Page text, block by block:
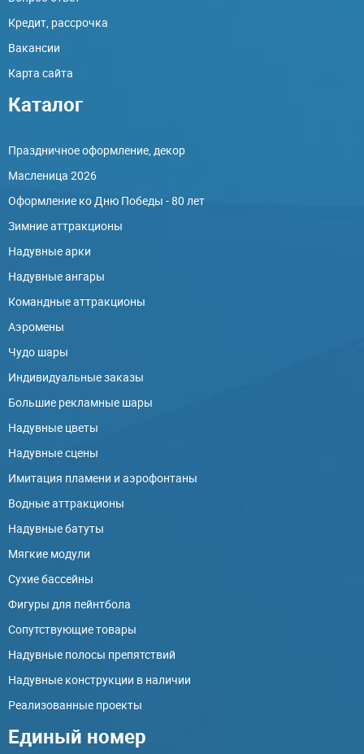
Кредит, рассрочка
Вакансии
Карта сайта
Каталог
Праздничное оформление, декор
Масленица 2026
Оформление ко Дню Победы - 80 лет
Зимние аттракционы
Надувные арки
Надувные ангары
Командные аттракционы
Аэромены
Чудо шары
Индивидуальные заказы
Большие рекламные шары
Надувные цветы
Надувные сцены
Имитация пламени и аэрофонтаны
Водные аттракционы
Надувные батуты
Мягкие модули
Сухие бассейны
Фигуры для пейнтбола
Сопутствующие товары
Надувные полосы препятствий
Надувные конструкции в наличии
Реализованные проекты
Единый номер